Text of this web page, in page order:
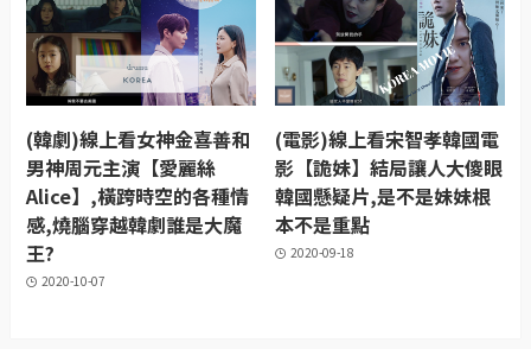
(韓劇)線上看女神金喜善和
男神周元主演【愛麗絲
Alice】,橫跨時空的各種情
感,燒腦穿越韓劇誰是大魔
王?
2020-10-07
(電影)線上看宋智孝韓國電
影【詭妹】結局讓人大傻眼
韓國懸疑片,是不是妹妹根
本不是重點
2020-09-18